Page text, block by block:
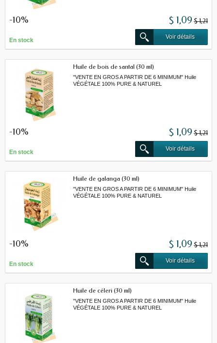
-10% $ 1,09 $ 1,21
En stock
Voir détails
Huile de bois de santal (30 ml)
"VENTE EN GROS A PARTIR DE 6 MINIMUM" Huile
VÉGÉTALE 100% PURE & NATUREL
-10% $ 1,09 $ 1,21
En stock
Voir détails
Huile de galanga (30 ml)
"VENTE EN GROS A PARTIR DE 6 MINIMUM" Huile
VÉGÉTALE 100% PURE & NATUREL
-10% $ 1,09 $ 1,21
En stock
Voir détails
Huile de céleri (30 ml)
"VENTE EN GROS A PARTIR DE 6 MINIMUM" Huile
VÉGÉTALE 100% PURE & NATUREL